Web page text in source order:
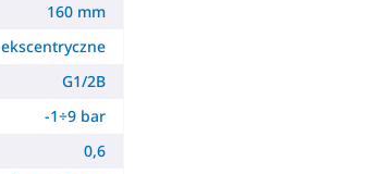
160 mm
ekscentryczne
G1/2B
-1÷9 bar
0,6